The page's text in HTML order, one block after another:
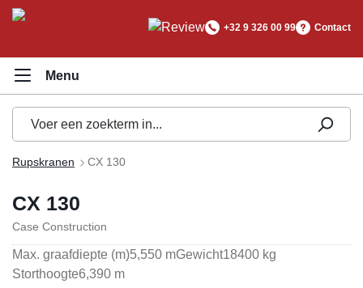
+32 9 326 00 99 Contact
Rupskranen CX 130
CX 130
Case Construction
Max. graafdiepte (m)5,550 mGewicht18400 kg
Storthoogte6,390 m